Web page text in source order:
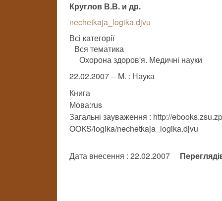
Круглов В.В. и др.
nechetkaja_logika.djvu
Всі категорії
Вся тематика
Охорона здоров'я. Медичні науки
22.02.2007 -- М. : Наука
Книга
Мова:rus
Загальні зауваження : http://
OOKS/logika/nechetkaja_logika.djvu
Дата внесення : 22.02.2007